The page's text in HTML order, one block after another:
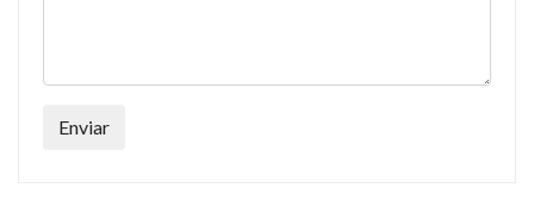
Enviar